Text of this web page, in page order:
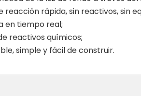
rápida, sin reactivos, sin
en tiempo real;
reactivos químicos;
simple y fácil de construir.